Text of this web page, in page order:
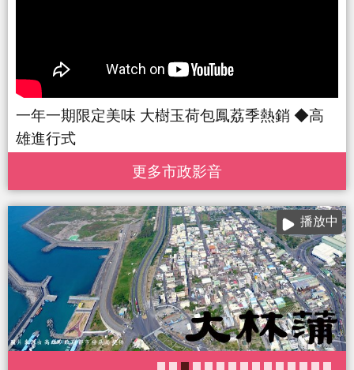
一年一期限定美味 大樹玉荷包鳳荔季熱銷 ◆高
雄進行式
更多 市政影音
播放中